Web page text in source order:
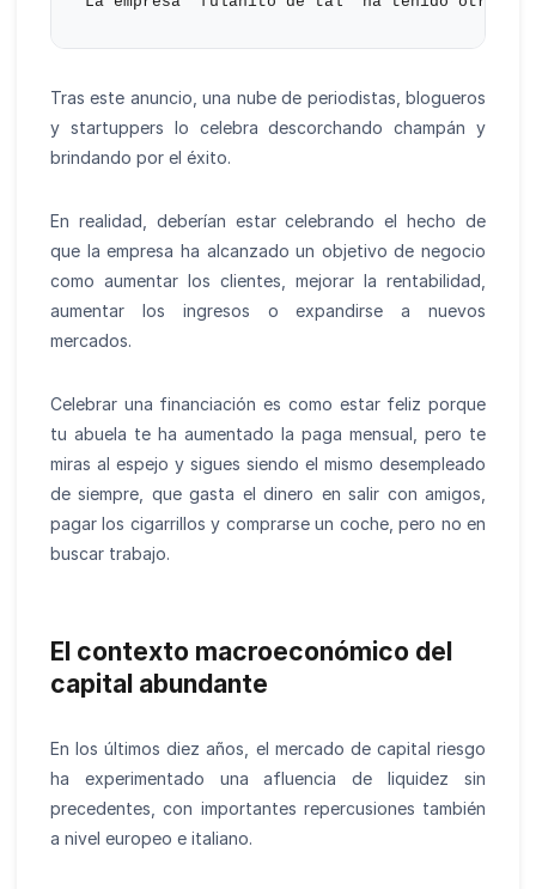
Tras este anuncio, una nube de periodistas, blogueros
y startuppers lo celebra descorchando champán y
brindando por el éxito.
En realidad, deberían estar celebrando el hecho de
que la empresa ha alcanzado un objetivo de negocio
como aumentar los clientes, mejorar la rentabilidad,
aumentar los ingresos o expandirse a nuevos
mercados.
Celebrar una financiación es como estar feliz porque
tu abuela te ha aumentado la paga mensual, pero te
miras al espejo y sigues siendo el mismo desempleado
de siempre, que gasta el dinero en salir con amigos,
pagar los cigarrillos y comprarse un coche, pero no en
buscar trabajo.
El contexto macroeconómico del
capital abundante
En los últimos diez años, el mercado de capital riesgo
ha experimentado una afluencia de liquidez sin
precedentes, con importantes repercusiones también
a nivel europeo e italiano.